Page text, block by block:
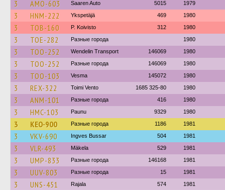
3 AMO-603 Saaren Auto 5015 1979
3 HNM-222 Ykspetäjä 469 1980
3 TOB-160 P. Koivisto 312 1980
3 TOE-282 Разные города 1980
3 TOO-252 Wendelin Transport 146069 1980
3 TOO-252 Разные города 146069 1980
3 TOO-103 Vesma 145072 1980
3 REX-322 Toimi Vento 1685 325-80 1980
3 ANM-101 Разные города 416 1980
3 HMC-103 Paunu 9329 1980
3 KEO-900 Разные города 1186 1981
3 VKV-690 Ingves Bussar 504 1981
3 VLR-493 Mäkela 529 1981
3 UMP-833 Разные города 146168 1981
3 UUV-803 Разные города 15 1981
3 UNS-451 Rajala 574 1981